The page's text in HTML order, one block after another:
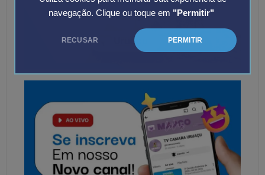
navegação. Clique ou toque em "Permitir"
RECUSAR PERMITIR